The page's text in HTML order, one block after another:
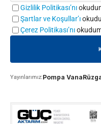
Gizlilik Politikası’nı
Şartlar ve Koşullar’ı
Çerez Politikası’nı
Yayınlarımız:Pompa Vana